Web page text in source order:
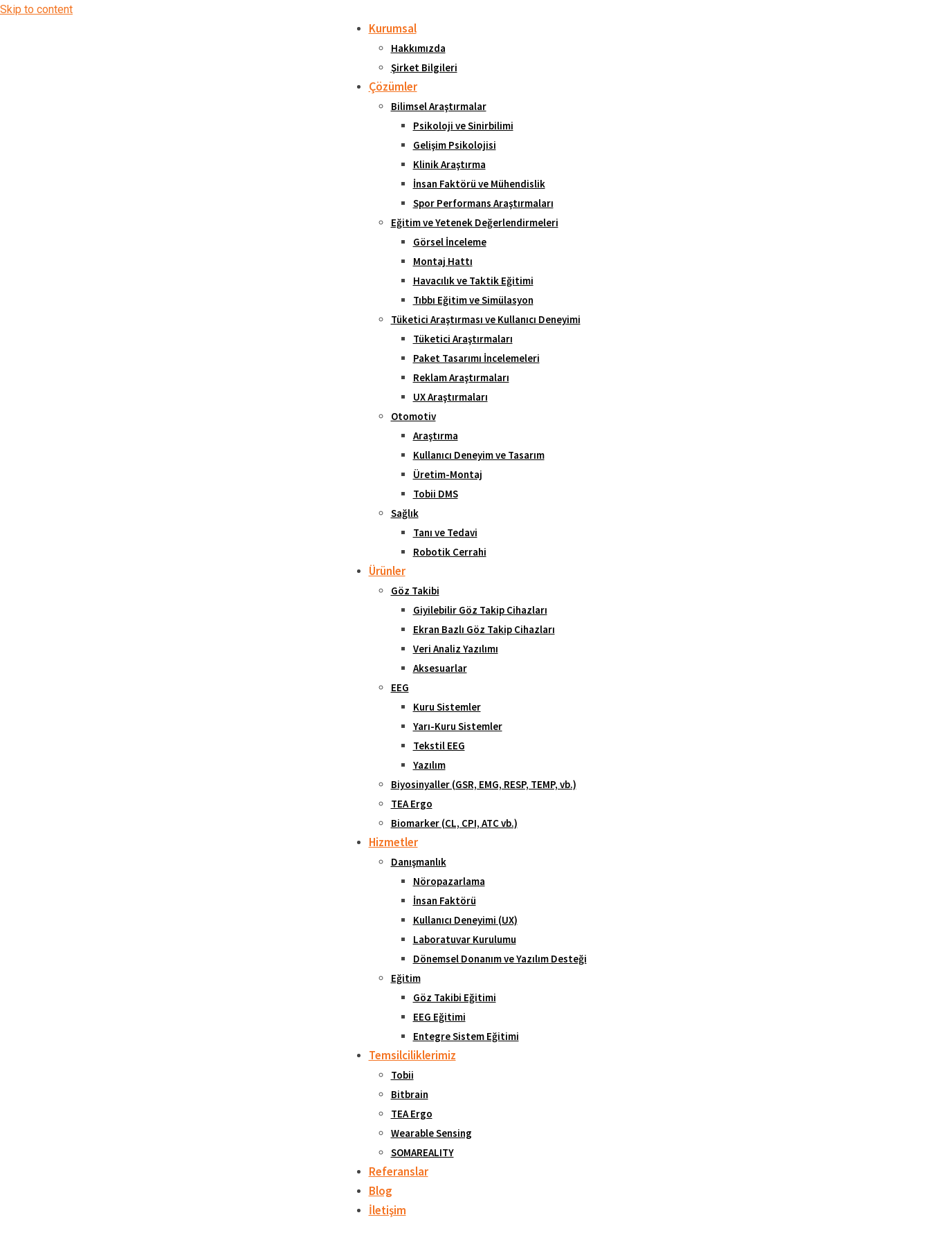
Skip to content
Kurumsal
Hakkımızda
Şirket Bilgileri
Çözümler
Bilimsel Araştırmalar
Psikoloji ve Sinirbilimi
Gelişim Psikolojisi
Klinik Araştırma
İnsan Faktörü ve Mühendislik
Spor Performans Araştırmaları
Eğitim ve Yetenek Değerlendirmeleri
Görsel İnceleme
Montaj Hattı
Havacılık ve Taktik Eğitimi
Tıbbı Eğitim ve Simülasyon
Tüketici Araştırması ve Kullanıcı Deneyimi
Tüketici Araştırmaları
Paket Tasarımı İncelemeleri
Reklam Araştırmaları
UX Araştırmaları
Otomotiv
Araştırma
Kullanıcı Deneyim ve Tasarım
Üretim-Montaj
Tobii DMS
Sağlık
Tanı ve Tedavi
Robotik Cerrahi
Ürünler
Göz Takibi
Giyilebilir Göz Takip Cihazları
Ekran Bazlı Göz Takip Cihazları
Veri Analiz Yazılımı
Aksesuarlar
EEG
Kuru Sistemler
Yarı-Kuru Sistemler
Tekstil EEG
Yazılım
Biyosinyaller (GSR, EMG, RESP, TEMP, vb.)
TEA Ergo
Biomarker (CL, CPI, ATC vb.)
Hizmetler
Danışmanlık
Nöropazarlama
İnsan Faktörü
Kullanıcı Deneyimi (UX)
Laboratuvar Kurulumu
Dönemsel Donanım ve Yazılım Desteği
Eğitim
Göz Takibi Eğitimi
EEG Eğitimi
Entegre Sistem Eğitimi
Temsilciliklerimiz
Tobii
Bitbrain
TEA Ergo
Wearable Sensing
SOMAREALITY
Referanslar
Blog
İletişim